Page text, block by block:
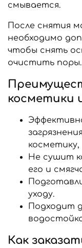
смывается.
После снятия
необходимо
чтобы снять
очистить поры.
косметики
Не сушит
его и
уходу.
Подходит
Как